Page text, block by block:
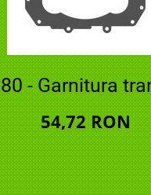
- Garnitura
54,72 RON